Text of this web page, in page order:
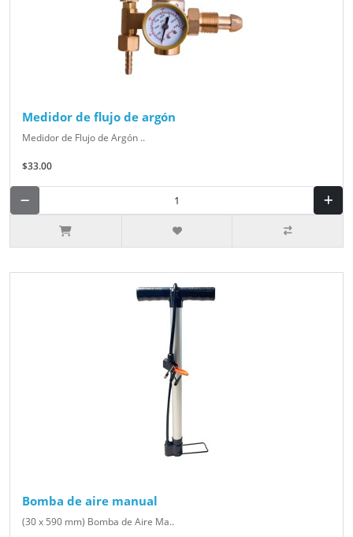
Medidor de flujo de argón
Medidor de Flujo de Argón ..
$33.00
Bomba de aire manual
(30 x 590 mm) Bomba de Aire Ma..